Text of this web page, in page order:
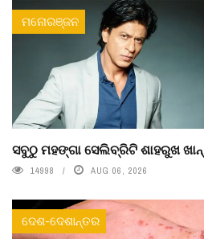
ମନୋରଞ୍ଜନ
ସବୁଠୁ ମହଙ୍ଗା ସେଲିବ୍ରିଟି ଶାହରୁଖ ଖାନ୍
14998 AUG 06, 2026
ଦେଶ-ଦେଶାନ୍ତର